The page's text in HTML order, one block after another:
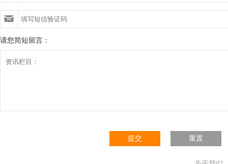
请您简短留言：
提交 重置